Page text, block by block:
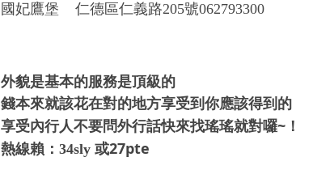
國妃鷹堡
仁德區仁義路205號062793300
外貌是基本的服務是頂級的
錢本來就該花在對的地方享受到你應該得到的
享受內行人不要問外行話快來找瑤瑤就對囉~ ！
熱線賴：34sly 或27pte